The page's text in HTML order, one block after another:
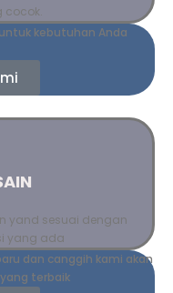
cocok.
kebutuhan Anda
yand sesuai dengan
yang ada
dan canggih kami akan
terbaik